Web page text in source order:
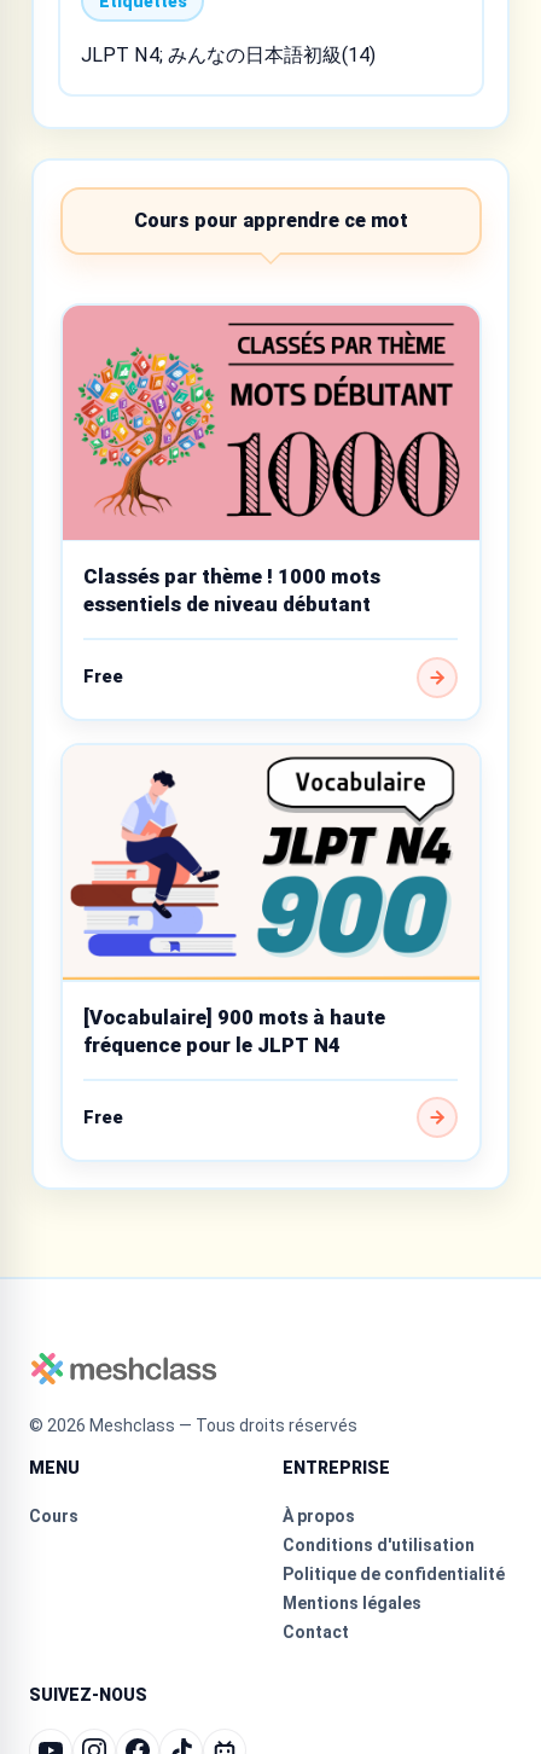
JLPT N4; みんなの日本語初級(14)
Cours pour apprendre ce mot
Classés par thème ! 1000 mots
essentiels de niveau débutant
Free
[Vocabulaire] 900 mots à haute
fréquence pour le JLPT N4
Free
© 2026 Meshclass — Tous droits réservés
MENU
Cours
ENTREPRISE
À propos
Conditions d'utilisation
Politique de confidentialité
Mentions légales
Contact
SUIVEZ-NOUS